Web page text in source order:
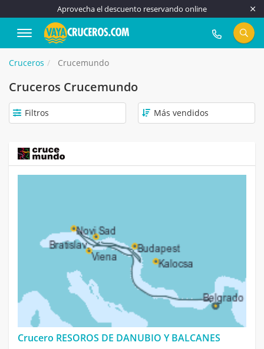
Aprovecha el descuento reservando online
917 815 555
Cruceros Crucemundo
Cruceros Crucemundo
Filtros
Crucero RESOROS DE DANUBIO Y BALCANES